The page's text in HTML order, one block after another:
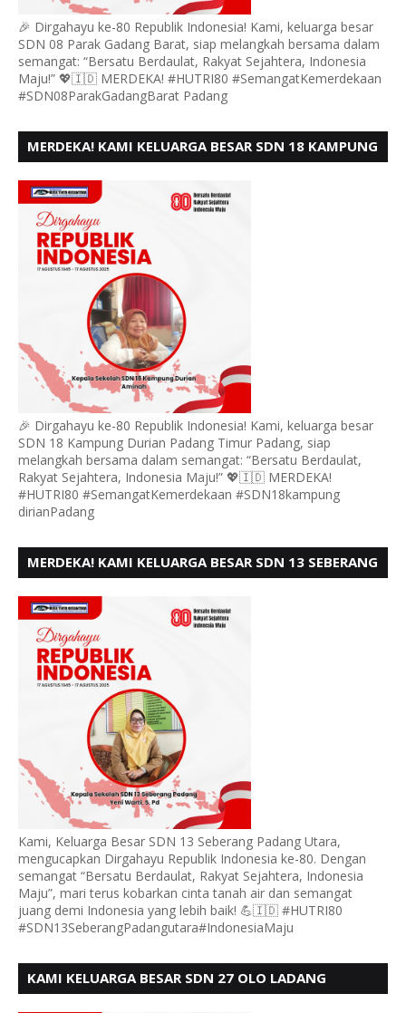
🎉 Dirgahayu ke-80 Republik Indonesia! Kami, keluarga besar
SDN 08 Parak Gadang Barat, siap melangkah bersama dalam
semangat: “Bersatu Berdaulat, Rakyat Sejahtera, Indonesia
Maju!” 💖🇮🇩 MERDEKA! #HUTRI80 #SemangatKemerdekaan
#SDN08ParakGadangBarat Padang
MERDEKA! KAMI KELUARGA BESAR SDN 18 KAMPUNG
🎉 Dirgahayu ke-80 Republik Indonesia! Kami, keluarga besar
SDN 18 Kampung Durian Padang Timur Padang, siap
melangkah bersama dalam semangat: “Bersatu Berdaulat,
Rakyat Sejahtera, Indonesia Maju!” 💖🇮🇩 MERDEKA!
#HUTRI80 #SemangatKemerdekaan #SDN18kampung
dirianPadang
MERDEKA! KAMI KELUARGA BESAR SDN 13 SEBERANG
Kami, Keluarga Besar SDN 13 Seberang Padang Utara,
mengucapkan Dirgahayu Republik Indonesia ke-80. Dengan
semangat “Bersatu Berdaulat, Rakyat Sejahtera, Indonesia
Maju”, mari terus kobarkan cinta tanah air dan semangat
juang demi Indonesia yang lebih baik! 💪🇮🇩 #HUTRI80
#SDN13SeberangPadangutara#IndonesiaMaju
KAMI KELUARGA BESAR SDN 27 OLO LADANG